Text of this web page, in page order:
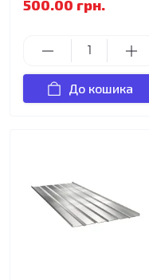
500.00 грн.
До кошика